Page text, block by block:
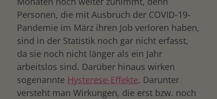
Personen, die mit Ausbruch der COVID-19-
Pandemie im März ihren Job verloren haben,
sind in der Statistik noch gar nicht erfasst,
da sie noch nicht länger als ein Jahr
arbeitslos sind. Darüber hinaus wirken
sogenannte Hysterese-Effekte. Darunter
versteht man Wirkungen, die erst bzw. noch